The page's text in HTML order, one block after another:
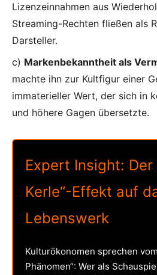
Lizenzeinnahmen aus
Streaming-Rechten fließen als
Darsteller.
c) Markenbekanntheit als
machte ihn zur Kultfigur einer
immaterieller Wert, der sich in
und höhere Gagen übersetzte.
Expert Insight: Der
Kerle“-Effekt auf
Lebenswerk
Kulturökonomen sprechen
Phänomen“: Wer als